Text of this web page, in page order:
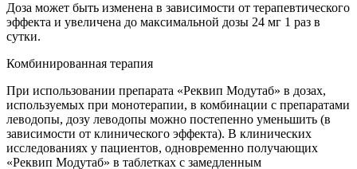
Доза может быть изменена в зависимости от терапевтического
эффекта и увеличена до максимальной дозы 24 мг 1 раз в
сутки.
Комбинированная терапия
При использовании препарата «Реквип Модутаб» в дозах,
используемых при монотерапии, в комбинации с препаратами
леводопы, дозу леводопы можно постепенно уменьшить (в
зависимости от клинического эффекта). В клинических
исследованиях у пациентов, одновременно получающих
«Реквип Модутаб» в таблетках с замедленным